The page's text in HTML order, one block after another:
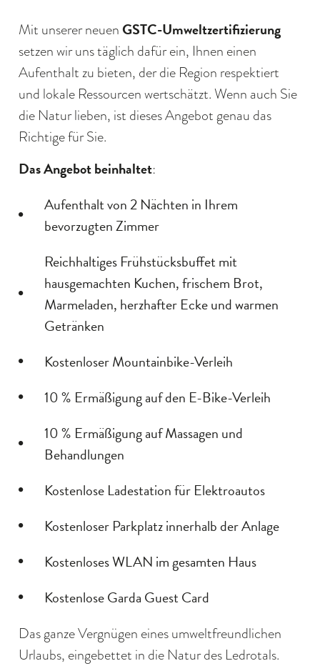
Mit unserer neuenGSTC-Umweltzertifizierung
setzen wir uns täglich dafür ein, Ihnen einen
Aufenthalt zu bieten, der die Region respektiert
und lokale Ressourcen wertschätzt. Wenn auch Sie
die Natur lieben, ist dieses Angebot genau das
Richtige für Sie.
Das Angebot beinhaltet:
Aufenthalt von 2 Nächten in Ihrem
bevorzugten Zimmer
Reichhaltiges Frühstücksbuffet mit
hausgemachten Kuchen, frischem Brot,
Marmeladen, herzhafter Ecke und warmen
Getränken
Kostenloser Mountainbike-Verleih
10 % Ermäßigung auf den E-Bike-Verleih
10 % Ermäßigung auf Massagen und
Behandlungen
Kostenlose Ladestation für Elektroautos
Kostenloser Parkplatz innerhalb der Anlage
Kostenloses WLAN im gesamten Haus
Kostenlose Garda Guest Card
Das ganze Vergnügen eines umweltfreundlichen
Urlaubs, eingebettet in die Natur des Ledrotals.